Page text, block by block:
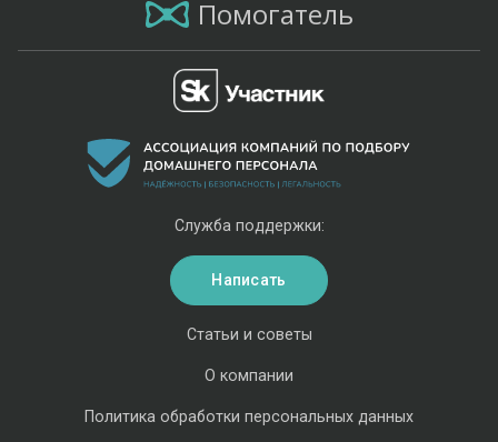
Помогатель
Статьи и советы
О компании
Политика обработки персональных данных
Служба поддержки:
Написать